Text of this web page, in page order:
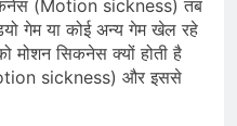
(Motion sickness) तब
गेम या कोई अन्य गेम खेल रहे
मोशन सिकनेस क्यों होती है
sickness) और इससे